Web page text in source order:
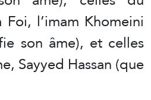
l’imam Khomeini
son âme), et celles
Sayyed Hassan (que